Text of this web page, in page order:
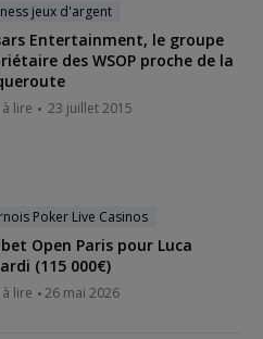
jeux d'argent
Entertainment, le groupe
des WSOP proche de la
lire 23 juillet 2015
Poker Live Casinos
Open Paris pour Luca
(115 000€)
lire 26 mai 2026